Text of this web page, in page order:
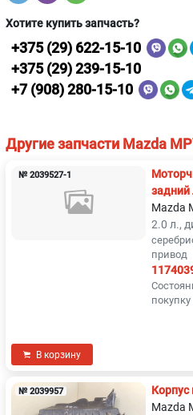
Хотите купить запчасть?
+375 (29) 622-15-10
+375 (29) 239-15-10
+7 (908) 280-15-10
Другие запчасти Mazda
№ 2039527-1
Mazda
2.0 л.,
привод
В корзину
№ 2039957
Корпус
Mazda